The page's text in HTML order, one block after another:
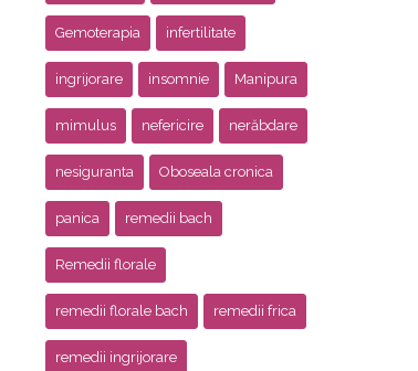
Gemoterapia infertilitate
ingrijorare insomnie Manipura
mimulus nefericire nerăbdare
nesiguranta Oboseala cronica
panica remedii bach
Remedii florale
remedii florale bach remedii frica
remedii ingrijorare